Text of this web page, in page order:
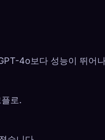
4o보다 성능이 뛰어
로.